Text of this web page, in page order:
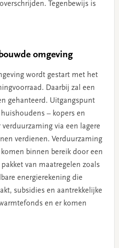
Tegenbewijs is
omgeving
wordt gestart met het
Daarbij zal een
gehanteerd. Uitgangspunt
– kopers en
via een lagere
verdienen. Verduurzaming
binnen bereik door een
van maatregelen zoals
energierekening die
subsidies en aantrekkelijke
en er komen